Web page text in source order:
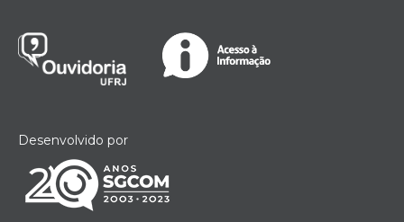
Desenvolvido por